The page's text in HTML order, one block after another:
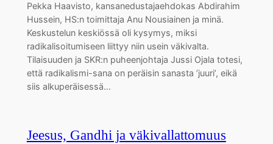
Pekka Haavisto, kansanedustajaehdokas Abdirahim
Hussein, HS:n toimittaja Anu Nousiainen ja minä.
Keskustelun keskiössä oli kysymys, miksi
radikalisoitumiseen liittyy niin usein väkivalta.
Tilaisuuden ja SKR:n puheenjohtaja Jussi Ojala totesi,
että radikalismi-sana on peräisin sanasta ’juuri’, eikä
siis alkuperäisessä…
Jeesus, Gandhi ja väkivallattomuus